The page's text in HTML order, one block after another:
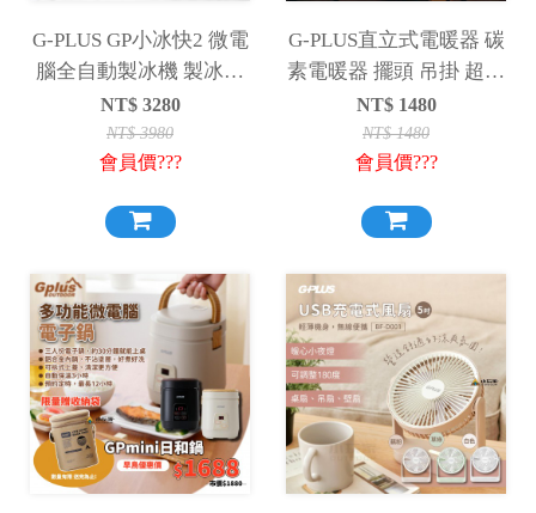
G-PLUS GP小冰快2 微電
腦全自動製冰機 製冰機
快速製冰
NT$ 3280
NT$3980
會員價???
G-PLUS直立式電暖器 碳
素電暖器 擺頭 吊掛 超取
每單限購一台
NT$ 1480
NT$1480
會員價???